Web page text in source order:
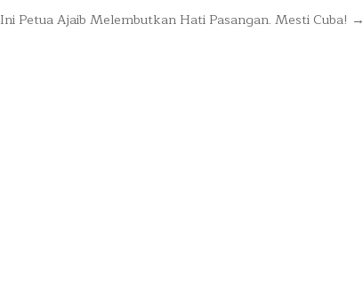
Ini Petua Ajaib Melembutkan Hati Pasangan. Mesti Cuba! →